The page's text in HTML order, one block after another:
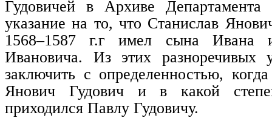
Гудовичей в Архиве Департамента
указание на то, что Станислав
1568–1587 г.г имел сына Ивана
Ивановича. Из этих разноречивых
заключить с определенностью,
Янович Гудович и в какой
приходился Павлу Гудовичу.